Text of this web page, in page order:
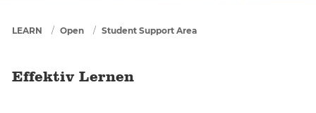
You are here
LEARN Open Student Support Area
Effektiv Lernen